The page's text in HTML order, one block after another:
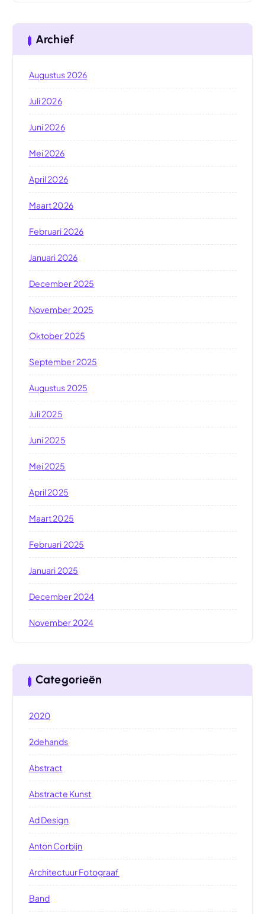
Archief
Augustus 2026
Juli 2026
Juni 2026
Mei 2026
April 2026
Maart 2026
Februari 2026
Januari 2026
December 2025
November 2025
Oktober 2025
September 2025
Augustus 2025
Juli 2025
Juni 2025
Mei 2025
April 2025
Maart 2025
Februari 2025
Januari 2025
December 2024
November 2024
Categorieën
2020
2dehands
Abstract
Abstracte Kunst
Ad Design
Anton Corbijn
Architectuur Fotograaf
Band